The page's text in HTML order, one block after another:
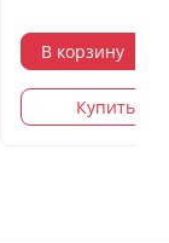
В корзину
Купить в